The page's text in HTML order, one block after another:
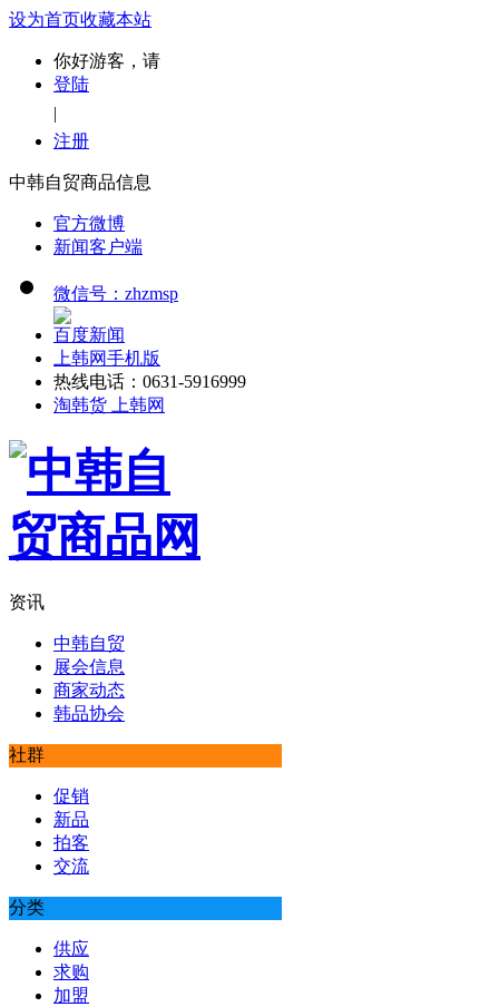
设为首页收藏本站
你好游客，请
登陆
|
注册
中韩自贸商品信息
官方微博
新闻客户端
微信号：zhzmsp
百度新闻
上韩网手机版
热线电话：0631-5916999
淘韩货 上韩网
资讯
中韩自贸
展会信息
商家动态
韩品协会
社群
促销
新品
拍客
交流
分类
供应
求购
加盟